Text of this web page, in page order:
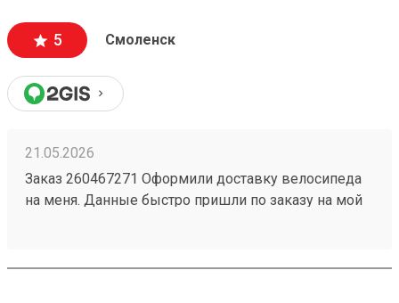
5 Смоленск
21.05.2026
Заказ 260467271 Оформили доставку велосипеда
на меня. Данные быстро пришли по заказу на мой
доставки и из чего. Даже есть телеграмм бот, что